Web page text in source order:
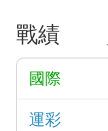
戰績
國際
運彩